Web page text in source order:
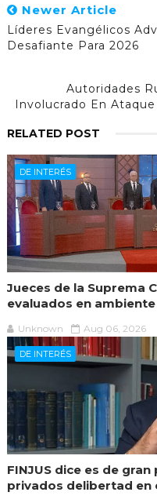
Newer Article
Líderes Evangélicos
Desafiante Para 2026
Autoridades
Involucrado En
RELATED POST
DE INTERÉS
Jueces de la Suprema
evaluados en
Unknown Aug 06, 2026
DE INTERÉS
FINJUS dice es de
privados delibertad en